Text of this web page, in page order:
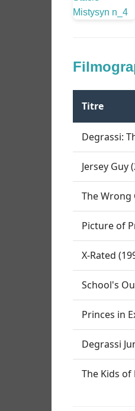
Titre
Degrassi:
Jersey Guy
The Wrong
Picture of
X-Rated
School's
Princes in
Degrassi
The Kids of